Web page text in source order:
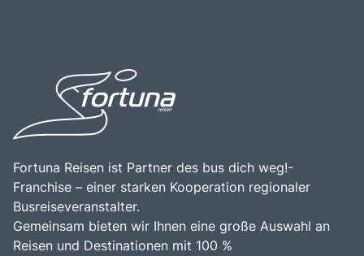
aus beeindruckenden Landschaften, reicher Kultur und
kulinarischen Genüssen macht die Langhe zu einem
unverzichtbaren Ziel für Reisende.
beeindruckenden Natur, den vielfältigen
Freizeitmöglichkeiten und der Möglichkeit, die Kultur und
Geschichte der Region zu erleben, macht die Langhe zu
einem unverzichtbaren Ziel für Reisende, die die
Fortuna Reisen ist Partner des bus dich weg!-
Franchise – einer starken Kooperation regionaler
Busreiseveranstalter.
Gemeinsam bieten wir Ihnen eine große Auswahl an
Reisen und Destinationen mit 100 %